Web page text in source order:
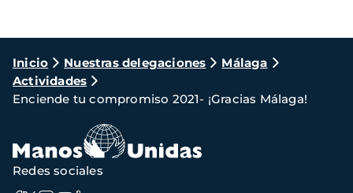
Ruta
de
navegación
Inicio Nuestras delegaciones
Málaga
Actividades
Enciende tu compromiso 2021- ¡Gracias Málaga!
Redes sociales